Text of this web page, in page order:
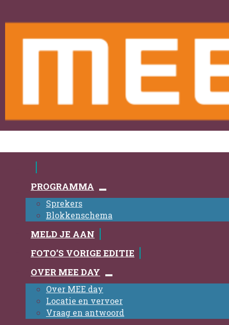
PROGRAMMA
Sprekers
Blokkenschema
MELD JE AAN
FOTO’S VORIGE EDITIE
OVER MEE DAY
Over MEE day
Locatie en vervoer
Vraag en antwoord